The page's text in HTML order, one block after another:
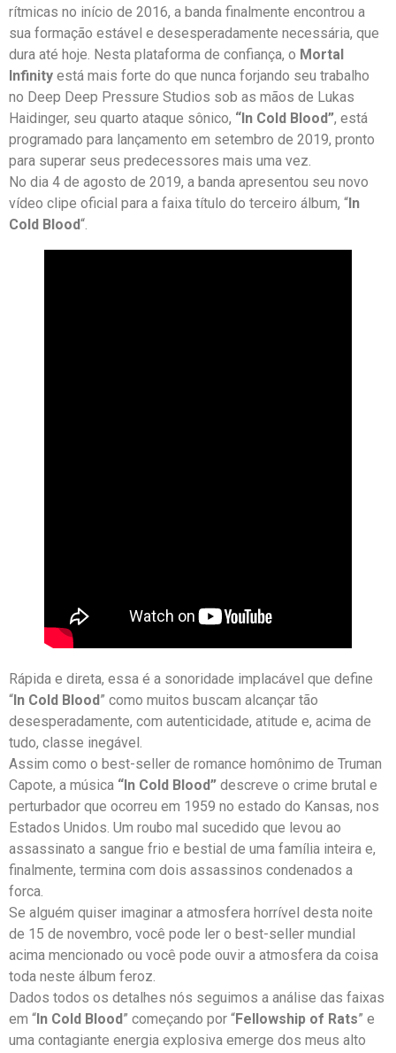
rítmicas no início de 2016, a banda finalmente encontrou a
sua formação estável e desesperadamente necessária, que
dura até hoje. Nesta plataforma de confiança, o Mortal
Infinity está mais forte do que nunca forjando seu trabalho
no Deep Deep Pressure Studios sob as mãos de Lukas
Haidinger, seu quarto ataque sônico, “In Cold Blood”, está
programado para lançamento em setembro de 2019, pronto
para superar seus predecessores mais uma vez.
No dia 4 de agosto de 2019, a banda apresentou seu novo
vídeo clipe oficial para a faixa título do terceiro álbum, “In
Cold Blood“.
Rápida e direta, essa é a sonoridade implacável que define
“In Cold Blood” como muitos buscam alcançar tão
desesperadamente, com autenticidade, atitude e, acima de
tudo, classe inegável.
Assim como o best-seller de romance homônimo de Truman
Capote, a música “In Cold Blood” descreve o crime brutal e
perturbador que ocorreu em 1959 no estado do Kansas, nos
Estados Unidos. Um roubo mal sucedido que levou ao
assassinato a sangue frio e bestial de uma família inteira e,
finalmente, termina com dois assassinos condenados a
forca.
Se alguém quiser imaginar a atmosfera horrível desta noite
de 15 de novembro, você pode ler o best-seller mundial
acima mencionado ou você pode ouvir a atmosfera da coisa
toda neste álbum feroz.
Dados todos os detalhes nós seguimos a análise das faixas
em “In Cold Blood” começando por “Fellowship of Rats” e
uma contagiante energia explosiva emerge dos meus alto